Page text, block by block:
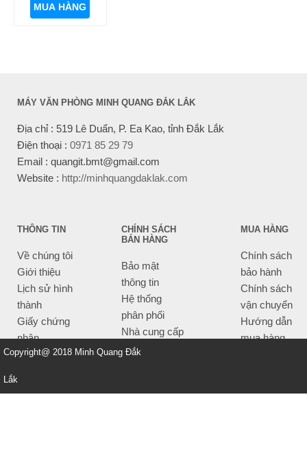
MUA HÀNG
MÁY VĂN PHÒNG MINH QUANG ĐẮK LẮK
Địa chỉ : 519 Lê Duẩn, P. Ea Kao, tỉnh Đắk Lắk
Điện thoại : 0971 85 29 79
Email : quangit.bmt@gmail.com
Website : http://minhquangdaklak.com
THÔNG TIN
Về chúng tôi
Giới thiệu
Lịch sử hình
thành
Giấy chứng
nhận
CHÍNH SÁCH
BÁN HÀNG
Bảo mật
thông tin
Hệ thống
phân phối
Nhà cung cấp
Tiêu chí bán
MUA HÀNG
Chính sách
bảo hành
Chính sách
vận chuyển
Hướng dẫn
mua hàng
Copyright@ 2018 Minh Quang Đắk
Lắk